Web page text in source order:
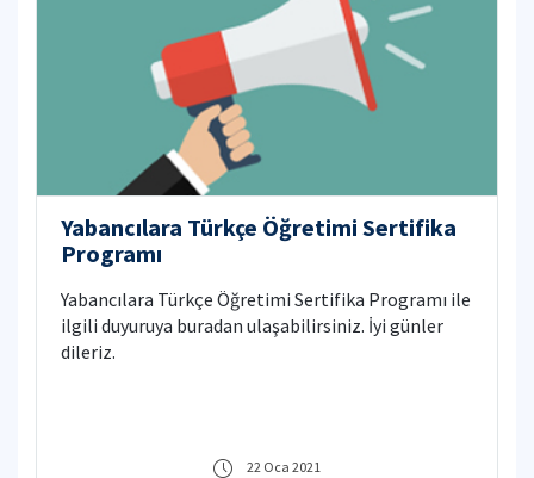
Yabancılara Türkçe Öğretimi Sertifika
Programı
Yabancılara Türkçe Öğretimi Sertifika Programı ile
ilgili duyuruya buradan ulaşabilirsiniz. İyi günler
dileriz.
22 Oca 2021